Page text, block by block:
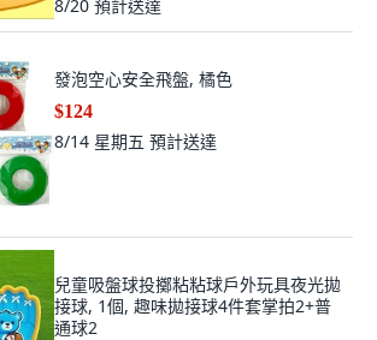
8/20 預計送達
發泡空心安全飛盤, 橘色
$124
8/14 星期五 預計送達
兒童吸盤球投擲粘粘球戶外玩具夜光拋
接球, 1個, 趣味拋接球4件套掌拍2+普
通球2